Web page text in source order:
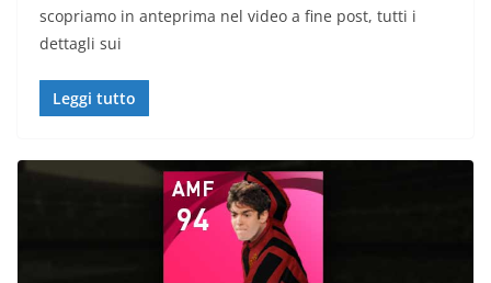
scopriamo in anteprima nel video a fine post, tutti i
dettagli sui
Leggi tutto